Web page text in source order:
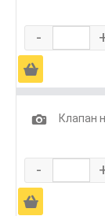
-
Ä
1
Клапан
-
Ä